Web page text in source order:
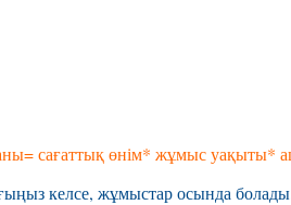
сағаттық өнім* жұмыс уақыты*
келсе, жұмыстар осында